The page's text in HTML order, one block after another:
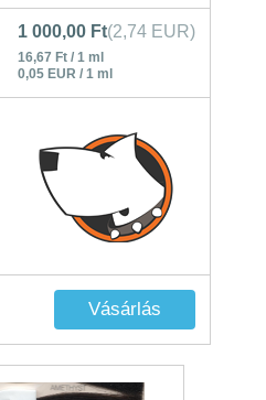
1 000,00 Ft(2,74 EUR)
16,67 Ft / 1 ml
0,05 EUR / 1 ml